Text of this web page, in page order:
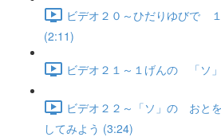
ビデオ２０～ひだりゆびで
(2:11)
ビデオ２１～１げんの 「ソ
ビデオ２２～「ソ」の お
してみよう (3:24)